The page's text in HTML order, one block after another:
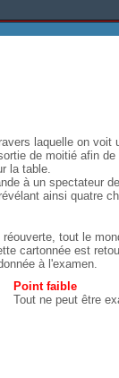
laquelle on
de moitié afin
la table.
à un spectateur
ainsi quatre
tout le
cartonnée est
à l'examen.
Point faible
Tout ne peut être